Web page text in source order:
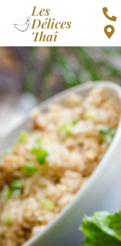
contenu
Les
Délices
Thaî